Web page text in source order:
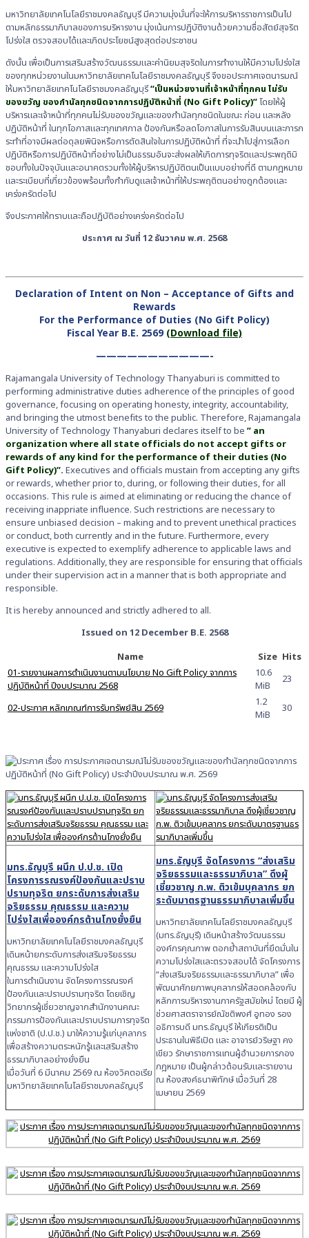
มหาวิทยาลัยเทคโนโลยีราชมงคลธัญบุรี มีความมุ่งมั่นที่จะให้การบริหารราชการเป็นไป
ตามหลักธรรมาภิบาลของการบริหารงาน มุ่งเน้นการปฏิบัติงานด้วยความชื่อสัตย์สุจริต
โปร่งใส ตรวจสอบได้และเกิดประโยชน์สูงสุดต่อประชาชน
ดังนั้น เพื่อเป็นการเสริมสร้างวัฒนธรรมและค่านิยมสุจริตในการทำงานให้มีความโปร่งใส
ของทุกหน่วยงานในมหาวิทยาลัยเทคโนโลยีราชมงคลธัญบุรี จึงขอประกาศเจตนารมณ์
ให้มหาวิทยาลัยเทคโนโลยีราชมงคลธัญบุรี“เป็นหน่วยงานที่เจ้าหน้าที่ทุกคน ไม่รับ
ของขวัญ ของกำนัลทุกชนิดจากการปฏิบัติหน้าที่ (No Gift Policy)”โดยให้ผู้
บริหารและเจ้าหน้าที่ทุกคนไม่รับของขวัญและของกำนัลทุกชนิดในขณะ ก่อน และหลัง
ปฏิบัติหน้าที่ ในทุกโอกาสและทุกเทศกาล ป้องกันหรือลดโอกาสในการรับสินบนและการก
ระทำที่อาจมีผลต่อดุลยพินิจหรือการตัดสินใจในการปฏิบัติหน้าที่ ที่จะนำไปสู่การเลือก
ปฏิบัติหรือการปฏิบัติหน้าที่อย่างไม่เป็นธรรมอันจะส่งผลให้เกิดการทุจริตและประพฤติมิ
ชอบทั้งในปัจจุบันและอนาคตรวมทั้งให้ผู้บริหารปฏิบัติตนเป็นแบบอย่างที่ดี ตามกฎหมาย
และระเบียบที่เกี่ยวข้องพร้อมทั้งกำกับดูแลเจ้าหน้าที่ให้ประพฤติตนอย่างถูกต้องและ
เคร่งครัดต่อไป
จึงประกาศให้ทราบและถือปฏิบัติอย่างเคร่งครัดต่อไป
ประกาศ ณ วันที่ 12 ธันวาคม พ.ศ. 2568
Declaration of Intent on Non – Acceptance of Gifts and
Rewards
For the Performance of Duties (No Gift Policy)
Fiscal Year B.E. 2569 (Download file)
———————————-
Rajamangala University of Technology Thanyaburi is committed to
performing administrative duties adherence of the principles of good
governance, focusing on operating honesty, integrity, accountability,
and bringing the utmost benefits to the public. Therefore, Rajamangala
University of Technology Thanyaburi declares itself to be ” an
organization where all state officials do not accept gifts or
rewards of any kind for the performance of their duties (No
Gift Policy)”. Executives and officials mustain from accepting any gifts
or rewards, whether prior to, during, or following their duties, for all
occasions. This rule is aimed at eliminating or reducing the chance of
receiving inappriate influence. Such restrictions are necessary to
ensure unbiased decision – making and to prevent unethical practices
or conduct, both currently and in the future. Furthermore, every
executive is expected to exemplify adherence to applicable laws and
regulations. Additionally, they are responsible for ensuring that officials
under their supervision act in a manner that is both appropriate and
responsible.
It is hereby announced and strictly adhered to all.
Issued on 12 December B.E. 2568
Name
Size Hits
01-รายงานผลการดำเนินงานตามนโยบาย No Gift Policy จากการ
ปฏิบัติหน้าที่ ปีงบประมาณ 2568
10.6
MiB
23
02-ประกาศ หลักเกณฑ์การรับทรัพย์สิน 2569
1.2
MiB
30
มทร.ธัญบุรี ผนึก ป.ป.ช. เปิด
โครงการรณรงค์ป้องกันและปราบ
ปรามทุจริต ยกระดับการส่งเสริม
จริยธรรม คุณธรรม และความ
โปร่งใสเพื่อองค์กรต้านโกงยั่งยืน
มหาวิทยาลัยเทคโนโลยีราชมงคลธัญบุรี
เดินหน้ายกระดับการส่งเสริมจริยธรรม
คุณธรรม และความโปร่งใส
ในการดำเนินงาน จัดโครงการรณรงค์
ป้องกันและปราบปรามทุจริต โดยเชิญ
วิทยากรผู้เชี่ยวชาญจากสำนักงานคณะ
กรรมการป้องกันและปราบปรามการทุจริต
แห่งชาติ (ป.ป.ช.) มาให้ความรู้แก่บุคลากร
เพื่อสร้างความตระหนักรู้และเสริมสร้าง
ธรรมาภิบาลอย่างยั่งยืน
เมื่อวันที่ 6 มีนาคม 2569 ณ ห้องวิคตอเรีย
มหาวิทยาลัยเทคโนโลยีราชมงคลธัญบุรี
มทร.ธัญบุรี จัดโครงการ “ส่งเสริม
จริยธรรมและธรรมาภิบาล” ดึงผู้
เชี่ยวชาญ ก.พ. ติวเข้มบุคลากร ยก
ระดับมาตรฐานธรรมาภิบาลเพิ่มขึ้น
มหาวิทยาลัยเทคโนโลยีราชมงคลธัญบุรี
(มทร.ธัญบุรี) เดินหน้าสร้างวัฒนธรรม
องค์กรคุณภาพ ตอกย้ำสถาบันที่ยึดมั่นใน
ความโปร่งใสและตรวจสอบได้ จัดโครงการ
“ส่งเสริมจริยธรรมและธรรมาภิบาล” เพื่อ
พัฒนาศักยภาพบุคลากรให้สอดคล้องกับ
หลักการบริหารงานภาครัฐสมัยใหม่ โดยมี ผู้
ช่วยศาสตราจารย์ณัชติพงศ์ อูทอง รอง
อธิการบดี มทร.ธัญบุรี ให้เกียรติเป็น
ประธานในพิธีเปิด และ อาจารย์วริษฐา คง
เขียว รักษาราชการแทนผู้อำนวยการกอง
กฎหมาย เป็นผู้กล่าวต้อนรับและรายงาน
ณ ห้องสงค์ธนาพิทักษ์ เมื่อวันที่ 28
เมษายน 2569